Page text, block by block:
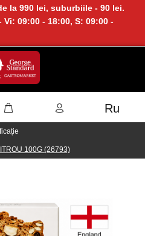
la 990 lei, suburbiile - 90 lei.
09:00 - 18:00, S: 09:00 -
Ru
100G (26793)